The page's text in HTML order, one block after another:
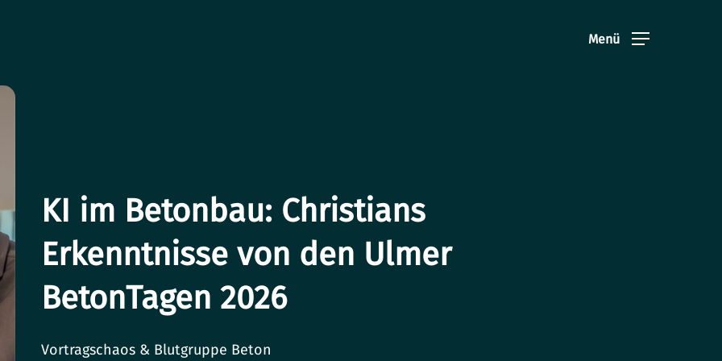
Menü
KI im Betonbau: Christians
Erkenntnisse von den Ulmer
BetonTagen 2026
Vortragschaos & Blutgruppe Beton